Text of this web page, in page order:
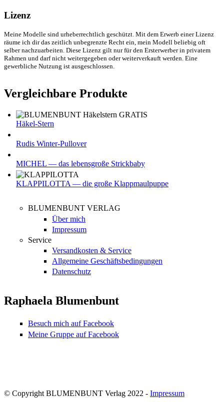
Lizenz
Meine Modelle sind urheberrechtlich geschützt. Mit dem Erwerb einer Lizenz
räume ich dir das zeitlich unbegrenzte Recht ein, mein Modell beliebig oft
selber nachzuarbeiten. Diese Lizenz gilt nur für den Ersterwerber in privatem
Rahmen und darf nicht weitergegeben oder weiterverkauft werden. Eine
gewerbliche Nutzung ist ausgeschlossen.
Vergleichbare Produkte
Häkel-Stern
Rudis Winter-Pullover
MICHEL — das lebensgroße Strickbaby
KLAPPILOTTA — die große Klappmaulpuppe
BLUMENBUNT VERLAG
Über mich
Impressum
Service
Versandkosten & Service
Allgemeine Geschäftsbedingungen
Datenschutz
Raphaela Blumenbunt
Besuch mich auf Facebook
Meine Gruppe auf Facebook
© Copyright BLUMENBUNT Verlag 2022 - Impressum